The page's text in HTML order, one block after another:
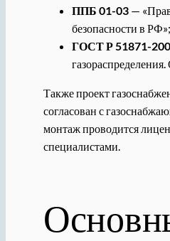
ППБ 01-03—
безопасности в РФ»;
ГОСТ Р 51871-
Также проект
согласован с
монтаж проводится
специалистами.